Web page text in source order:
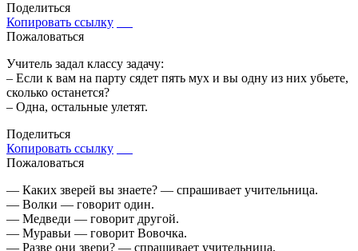
Поделиться
Копировать ссылку
Пожаловаться
Учитель задал классу задачу:
– Если к вам на парту сядет пять мух и вы одну из них убьете,
сколько останется?
– Одна, остальные улетят.
Поделиться
Копировать ссылку
Пожаловаться
— Каких зверей вы знаете? — спрашивает учительница.
— Волки — говорит один.
— Медведи — говорит другой.
— Муравьи — говорит Вовочка.
— Разве они звери? — спрашивает учительница.